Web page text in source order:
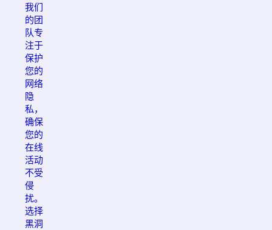
我们
的团
队专
注于
保护
您的
网络
隐
私，
确保
您的
在线
活动
不受
侵
扰。
选择
黑洞